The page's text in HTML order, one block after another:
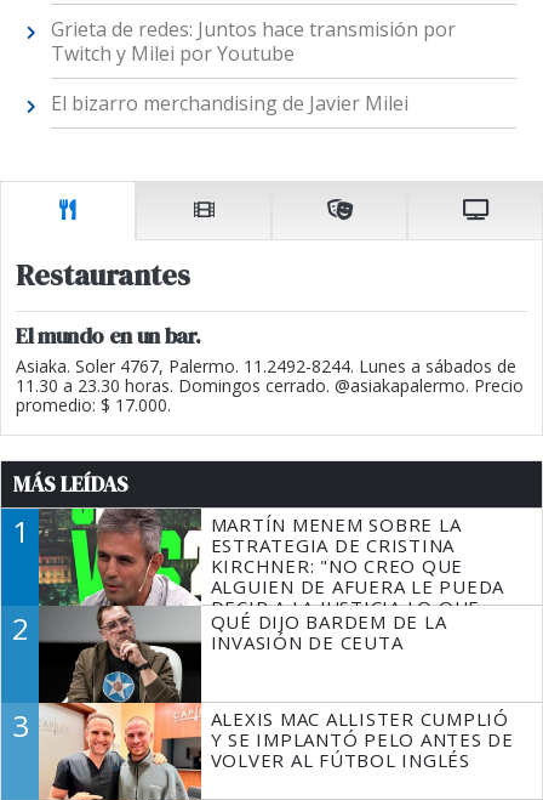
Grieta de redes: Juntos hace transmisión por
Twitch y Milei por Youtube
El bizarro merchandising de Javier Milei
Restaurantes
El mundo en un bar.
Asiaka. Soler 4767, Palermo. 11.2492-8244. Lunes a sábados de
11.30 a 23.30 horas. Domingos cerrado. @asiakapalermo. Precio
promedio: $ 17.000.
MÁS LEÍDAS
1
MARTÍN MENEM SOBRE LA
ESTRATEGIA DE CRISTINA
KIRCHNER: "NO CREO QUE
ALGUIEN DE AFUERA LE PUEDA
DECIR A LA JUSTICIA LO QUE
TIENE QUE HACER"
2
QUÉ DIJO BARDEM DE LA
INVASIÓN DE CEUTA
3
ALEXIS MAC ALLISTER CUMPLIÓ
Y SE IMPLANTÓ PELO ANTES DE
VOLVER AL FÚTBOL INGLÉS